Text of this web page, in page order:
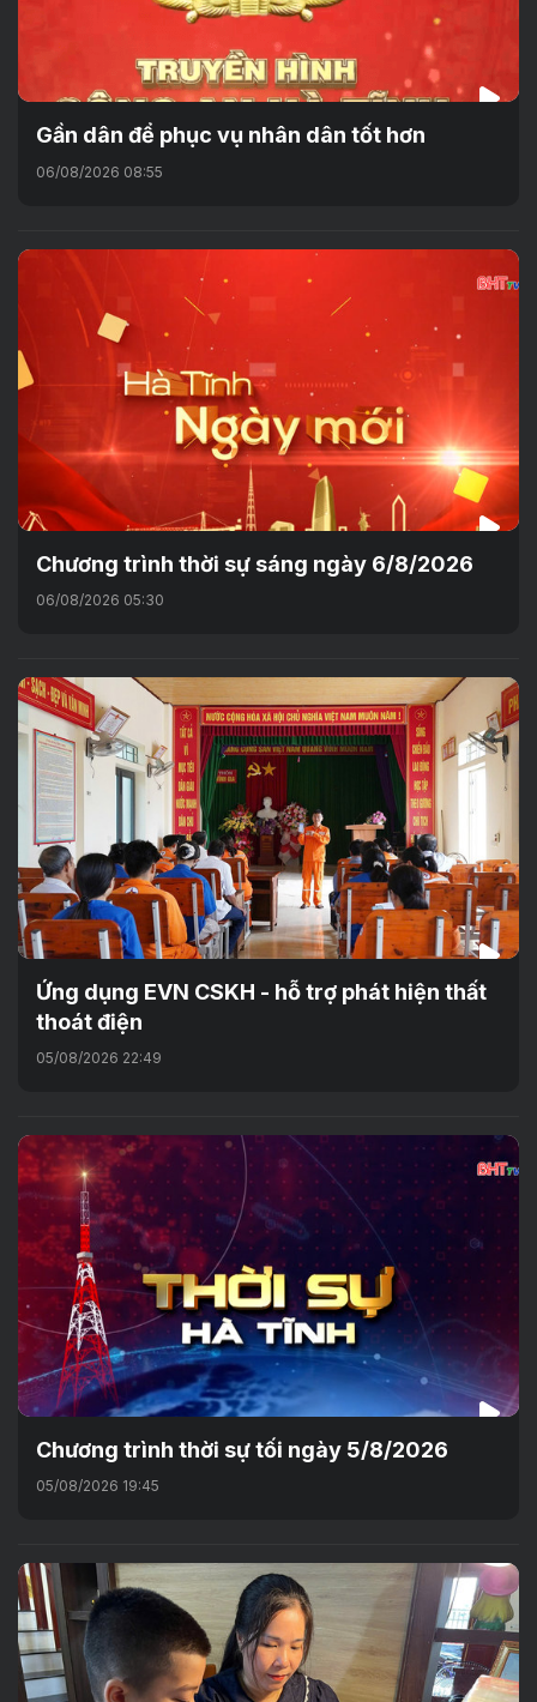
Gần dân để phục vụ nhân dân tốt hơn
06/08/2026 08:55
Chương trình thời sự sáng ngày 6/8/2026
06/08/2026 05:30
Ứng dụng EVN CSKH - hỗ trợ phát hiện thất
thoát điện
05/08/2026 22:49
Chương trình thời sự tối ngày 5/8/2026
05/08/2026 19:45